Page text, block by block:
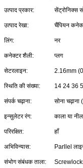
उत्पाद प्रकार: सेंट्रोनिक्स
उत्पाद रेखा: चैंपियन
लिंग: नर
कनेक्टर शैली: प्लग
सेटरलाइन: 2.16mm
स्थिति की संख्या: 14 24 36
संपर्क चढ़ाना: सोना
इन्सुलेटर रंग: काला या
परिरक्षित: हाँ
अभिविन्यास: Parllel
संभोग संबंधक ताला: